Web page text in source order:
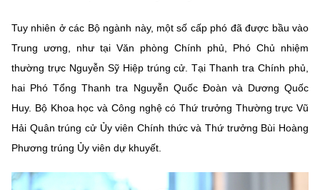
Tuy nhiên ở các Bộ ngành này, một số cấp phó đã được bầu vào
Trung ương, như tại Văn phòng Chính phủ, Phó Chủ nhiệm
thường trực Nguyễn Sỹ Hiệp trúng cử. Tại Thanh tra Chính phủ,
hai Phó Tổng Thanh tra Nguyễn Quốc Đoàn và Dương Quốc
Huy. Bộ Khoa học và Công nghệ có Thứ trưởng Thường trực Vũ
Hải Quân trúng cử Ủy viên Chính thức và Thứ trưởng Bùi Hoàng
Phương trúng Ủy viên dự khuyết.